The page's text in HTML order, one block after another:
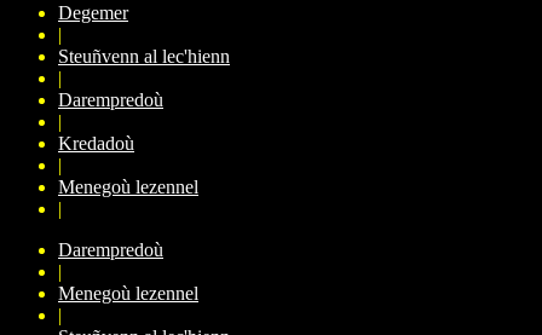
Degemer
|
Steuñvenn al lec'hienn
|
Darempredoù
|
Kredadoù
|
Menegoù lezennel
|
Darempredoù
|
Menegoù lezennel
|